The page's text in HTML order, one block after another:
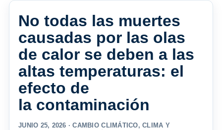
No todas las muertes
causadas por las olas
de calor se deben a las
altas temperaturas: el
efecto de
la contaminación
JUNIO 25, 2026 ·CAMBIO CLIMÁTICO,CLIMA Y